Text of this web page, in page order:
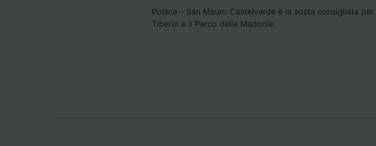
Pollina – San Mauro Castelverde è la sosta consigliata
Tiberio e il Parco delle Madonie.
Elenco dei partner (fornitori)